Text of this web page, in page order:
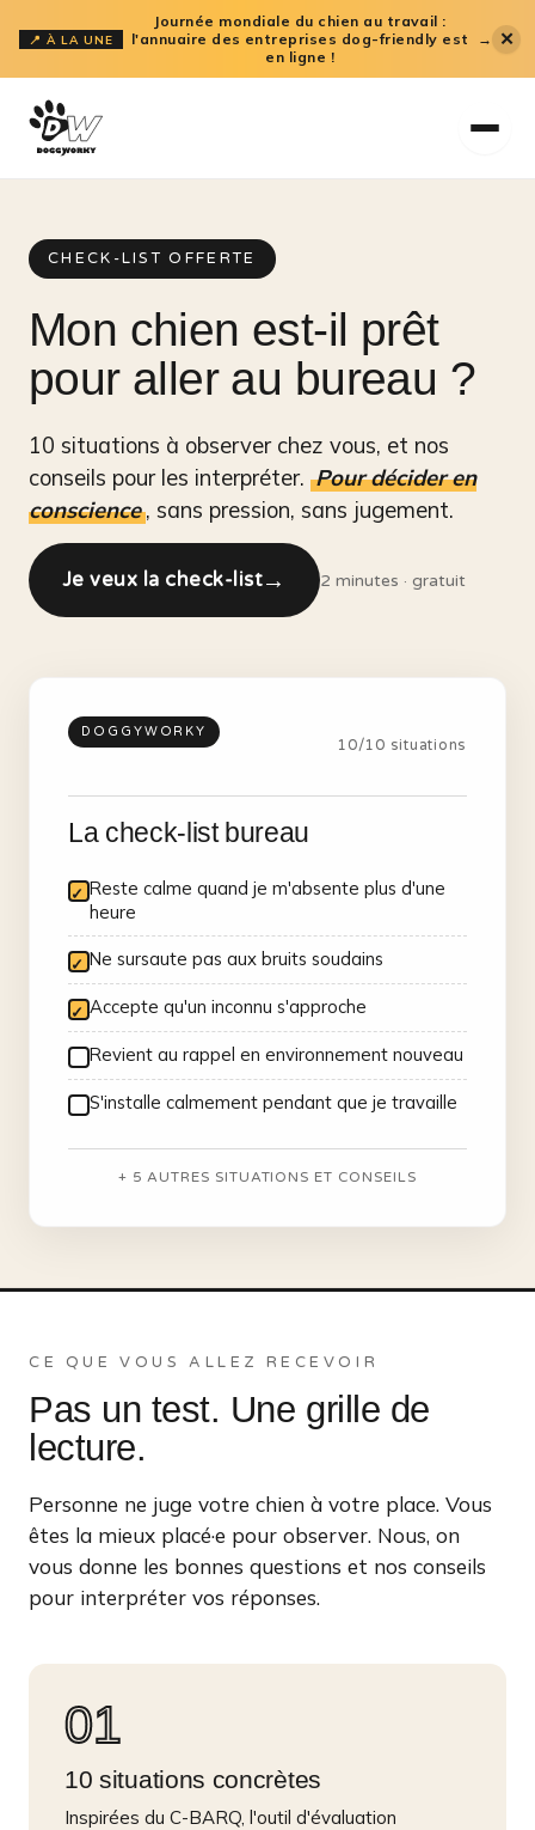
au
contenu
📍 À LA UNE
Journée mondiale du chien au travail :
l'annuaire des entreprises dog-friendly est
en ligne !
→ ✕
CHECK-LIST OFFERTE
Mon chien est-il prêt
pour aller au bureau ?
10 situations à observer chez vous, et nos
conseils pour les interpréter. Pour décider en
conscience , sans pression, sans jugement.
Je veux la check-list→ 2 minutes · gratuit
DOGGYWORKY
10/10 situations
La check-list bureau
Reste calme quand je m'absente plus d'une
heure
Ne sursaute pas aux bruits soudains
Accepte qu'un inconnu s'approche
Revient au rappel en environnement nouveau
S'installe calmement pendant que je travaille
+ 5 AUTRES SITUATIONS ET CONSEILS
CE QUE VOUS ALLEZ RECEVOIR
Pas un test. Une grille de
lecture.
Personne ne juge votre chien à votre place. Vous
êtes la mieux placé·e pour observer. Nous, on
vous donne les bonnes questions et nos conseils
pour interpréter vos réponses.
01
10 situations concrètes
Inspirées du C-BARQ, l'outil d'évaluation